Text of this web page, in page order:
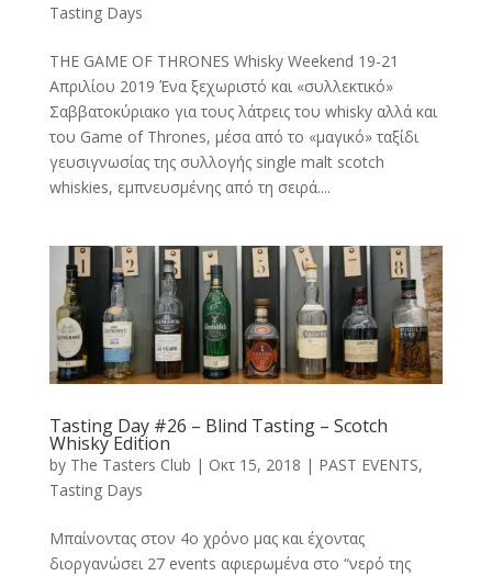
Tasting Days
THE GAME OF THRONES Whisky Weekend 19-21
Απριλίου 2019 Ένα ξεχωριστό και «συλλεκτικό»
Σαββατοκύριακο για τους λάτρεις του whisky αλλά και
του Game of Thrones, μέσα από το «μαγικό» ταξίδι
γευσιγνωσίας της συλλογής single malt scotch
whiskies, εμπνευσμένης από τη σειρά....
Tasting Day #26 – Blind Tasting – Scotch
Whisky Edition
by The Tasters Club | Οκτ 15, 2018 | PAST EVENTS,
Tasting Days
Μπαίνοντας στον 4ο χρόνο μας και έχοντας
διοργανώσει 27 events αφιερωμένα στο “νερό της